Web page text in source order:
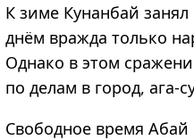
К зиме Кунанбай
днём вражда только
Однако в этом
по делам в город, ага-
Свободное время